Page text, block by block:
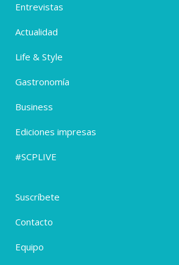
Entrevistas
Actualidad
Life & Style
Gastronomía
Business
Ediciones impresas
#SCPLIVE
Suscríbete
Contacto
Equipo